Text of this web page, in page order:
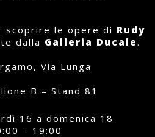
scoprire le opere di Rudy
dalla Galleria Ducale.
Via Lunga
B – Stand 81
16 a domenica 18
– 19:00